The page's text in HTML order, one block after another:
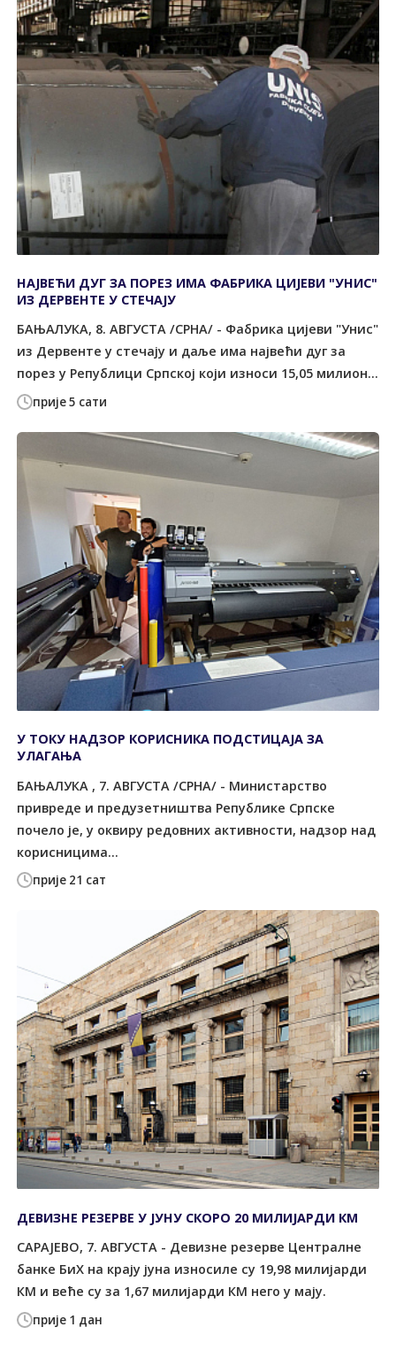
прије 5 сати
НАЈВЕЋИ ДУГ ЗА ПОРЕЗ ИМА ФАБРИКА ЦИЈЕВИ "УНИС"
ИЗ ДЕРВЕНТЕ У СТЕЧАЈУ
БАЊАЛУКА, 8. АВГУСТА /СРНА/ - Фабрика цијеви "Унис"
из Дервенте у стечају и даље има највећи дуг за
порез у Републици Српској који износи 15,05 милион...
прије 21 сат
У ТОКУ НАДЗОР КОРИСНИКА ПОДСТИЦАЈА ЗА
УЛАГАЊА
БАЊАЛУКА , 7. АВГУСТА /СРНА/ - Министарство
привреде и предузетништва Републике Српске
почело је, у оквиру редовних активности, надзор над
корисницима...
прије 1 дан
ДЕВИЗНЕ РЕЗЕРВЕ У ЈУНУ СКОРО 20 МИЛИЈАРДИ КМ
САРАЈЕВО, 7. АВГУСТА - Девизне резерве Централне
банке БиХ на крају јуна износиле су 19,98 милијарди
КМ и веће су за 1,67 милијарди КМ него у мају.